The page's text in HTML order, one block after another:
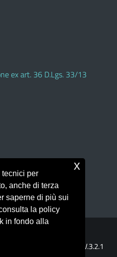
ex art. 36 D.Lgs. 33/13
accessibile
V.3.2.1
per
anche di terza
saperne di più sui
la policy
in fondo alla
x